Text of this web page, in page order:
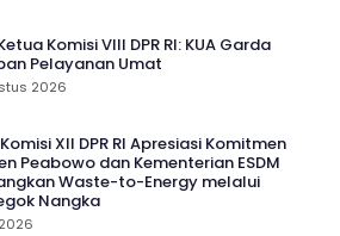
Komisi VIII DPR RI: KUA Garda
Pelayanan Umat
2026
XII DPR RI Apresiasi Komitmen
Peabowo dan Kementerian ESDM
Waste-to-Energy melalui
Nangka